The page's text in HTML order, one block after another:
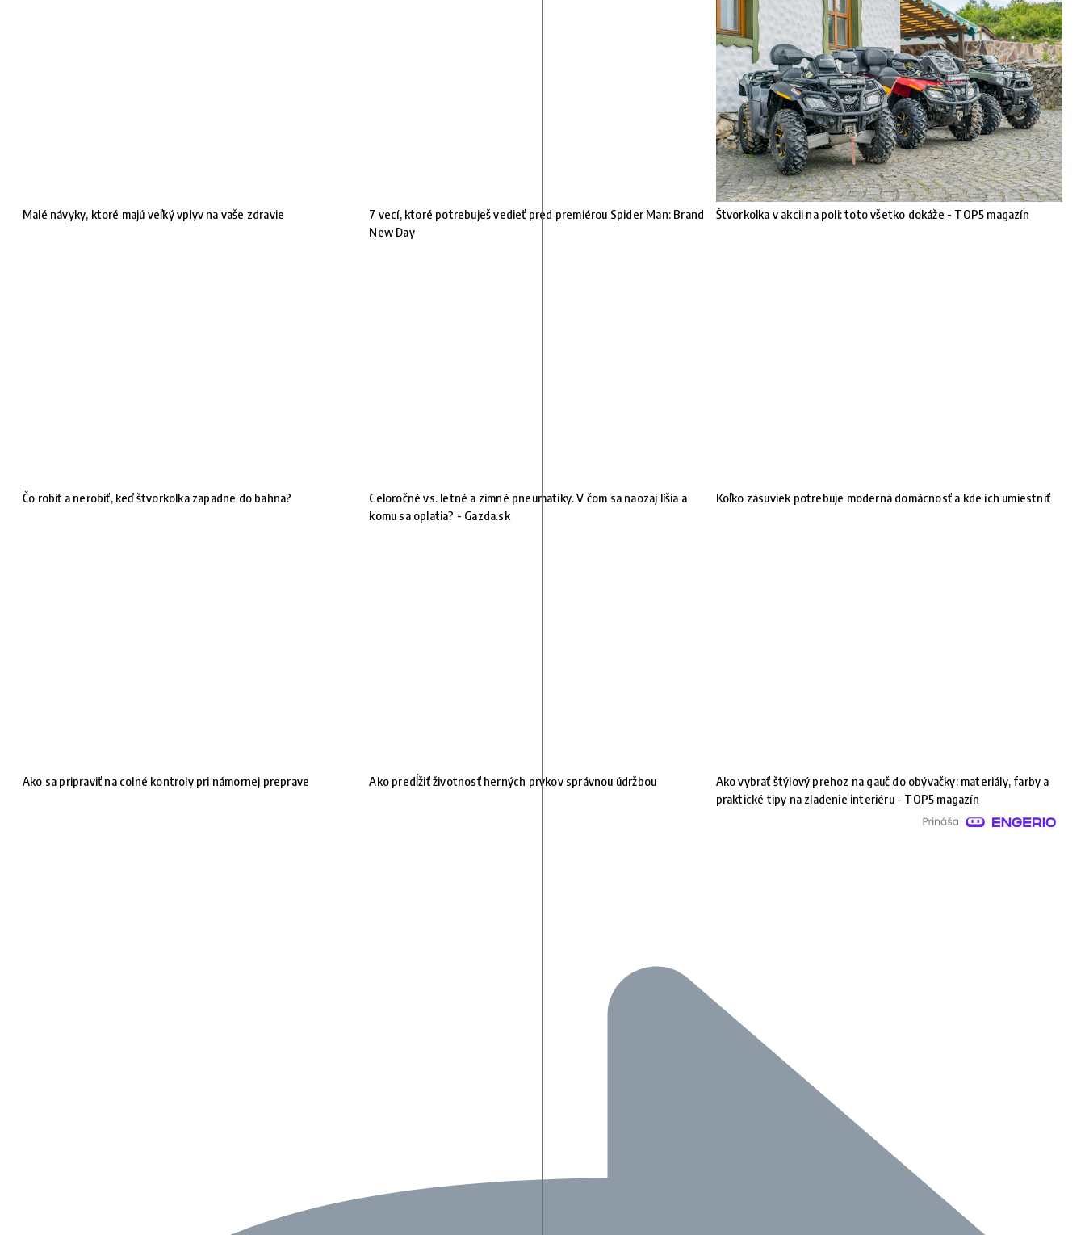
Malé návyky, ktoré majú veľký vplyv na vaše zdravie
7 vecí, ktoré potrebuješ vedieť pred premiérou Spider Man: Brand
New Day
Štvorkolka v akcii na poli: toto všetko dokáže - TOP5 magazín
Čo robiť a nerobiť, keď štvorkolka zapadne do bahna?
Celoročné vs. letné a zimné pneumatiky. V čom sa naozaj líšia a
komu sa oplatia? - Gazda.sk
Koľko zásuviek potrebuje moderná domácnosť a kde ich umiestniť
Ako sa pripraviť na colné kontroly pri námornej preprave Ako predĺžiť životnosť herných prvkov správnou údržbou
Ako vybrať štýlový prehoz na gauč do obývačky: materiály, farby a
praktické tipy na zladenie interiéru - TOP5 magazín